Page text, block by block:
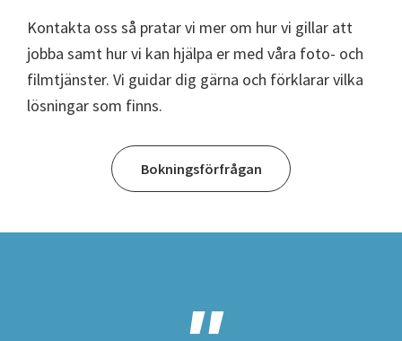
Kontakta oss så pratar vi mer om hur vi gillar att
jobba samt hur vi kan hjälpa er med våra foto- och
filmtjänster. Vi guidar dig gärna och förklarar vilka
lösningar som finns.
Bokningsförfrågan